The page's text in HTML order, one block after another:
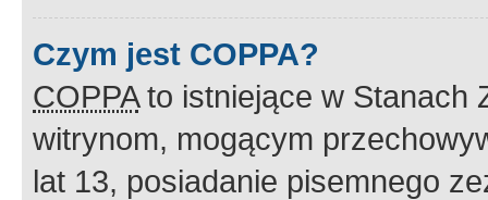
Czym jest COPPA?
COPPAto istniejące w Stanach
witrynom, mogącym
lat 13, posiadanie pisemnego